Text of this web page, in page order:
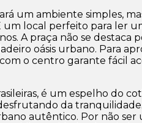
um ambiente simples,
local perfeito para ler
A praça não se
oásis urbano. Para
o centro garante fácil
é um espelho do
da
autêntico. Por não